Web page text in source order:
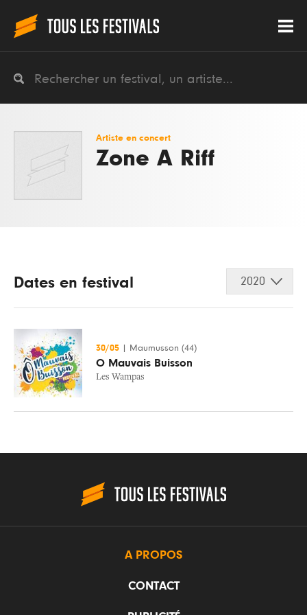
Artiste en concert
Zone A Riff
Dates en festival 2020
30/05 Maumusson (44)
O Mauvais Buisson
Les Wampas
A PROPOS
CONTACT